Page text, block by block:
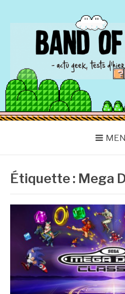
BAND OF
Actu Geek d'hier et d'aujourd'hui
Étiquette : Mega